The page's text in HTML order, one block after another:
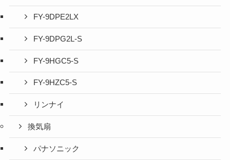
FY-9DPE2LX
FY-9DPG2L-S
FY-9HGC5-S
FY-9HZC5-S
リンナイ
換気扇
パナソニック